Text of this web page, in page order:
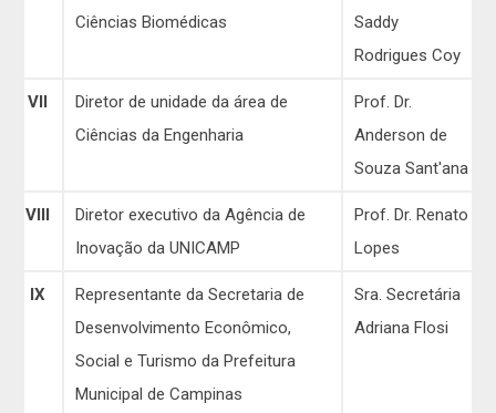
Ciências Biomédicas
Saddy
Rodrigues Coy
VII
Diretor de unidade da área de
Ciências da Engenharia
Prof. Dr.
Anderson de
Souza Sant'ana
VIII
Diretor executivo da Agência de
Inovação da UNICAMP
Prof. Dr. Renato
Lopes
IX
Representante da Secretaria de
Desenvolvimento Econômico,
Social e Turismo da Prefeitura
Municipal de Campinas
Sra. Secretária
Adriana Flosi